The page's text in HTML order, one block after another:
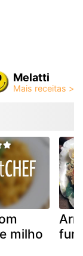
Melatti
milho